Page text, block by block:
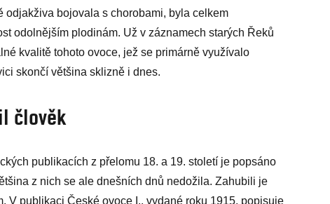
odjakživa bojovala s chorobami, byla celkem
odolnějším plodinám. Už v záznamech starých Řeků
kvalitě tohoto ovoce, jež se primárně využívalo
skončí většina sklizně i dnes.
člověk
publikacích z přelomu 18. a 19. století je popsáno
z nich se ale dnešních dnů nedožila. Zahubili je
V publikaci České ovoce I., vydané roku 1915, popisuje